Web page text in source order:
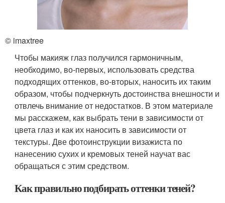
© imaxtree
Чтобы макияж глаз получился гармоничным,
необходимо, во-первых, использовать средства
подходящих оттенков, во-вторых, наносить их таким
образом, чтобы подчеркнуть достоинства внешности и
отвлечь внимание от недостатков. В этом материале
мы расскажем, как выбрать тени в зависимости от
цвета глаз и как их наносить в зависимости от
текстуры. Две фотоинструкции визажиста по
нанесению сухих и кремовых теней научат вас
обращаться с этим средством.
Как правильно подбирать оттенки теней?